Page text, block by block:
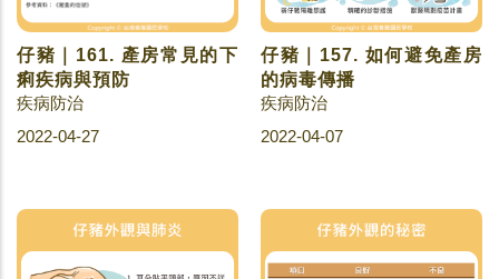
仔豬｜161. 產房常見的下
痢疾病與預防
疾病防治
2022-04-27
仔豬｜157. 如何避免產房
的病毒傳播
疾病防治
2022-04-07